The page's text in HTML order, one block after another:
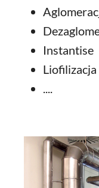
Instantise
Liofilizacja
....